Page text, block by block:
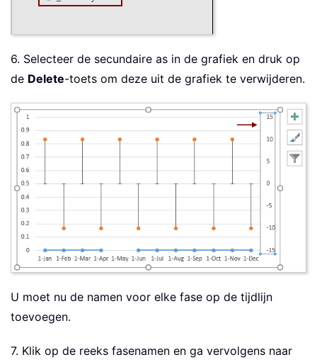
6. Selecteer de secundaire as in de grafiek en druk op
de Delete-toets om deze uit de grafiek te verwijderen.
U moet nu de namen voor elke fase op de tijdlijn
toevoegen.
7. Klik op de reeks fasenamen en ga vervolgens naar